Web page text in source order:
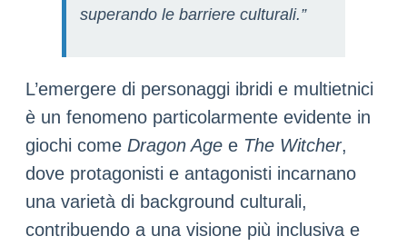
superando le barriere culturali.”
L’emergere di personaggi ibridi e multietnici
è un fenomeno particolarmente evidente in
giochi come Dragon Age e The Witcher,
dove protagonisti e antagonisti incarnano
una varietà di background culturali,
contribuendo a una visione più inclusiva e